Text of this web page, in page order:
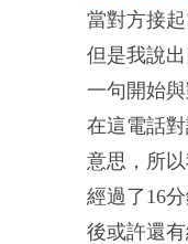
當對方接
但是我說
一句開始與
在這電話
意思，所
經過了16
後或許還